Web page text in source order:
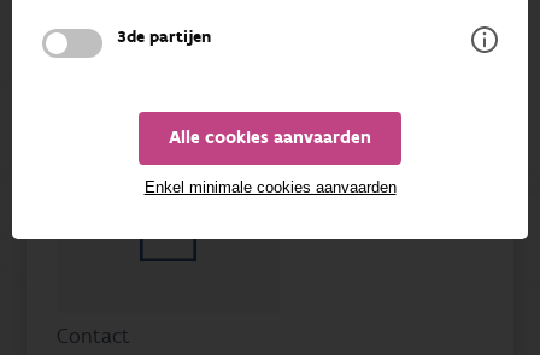
3de partijen
Alle cookies aanvaarden
Enkel minimale cookies aanvaarden
Contact